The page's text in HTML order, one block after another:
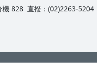
機 828 直撥：(02)2263-5204